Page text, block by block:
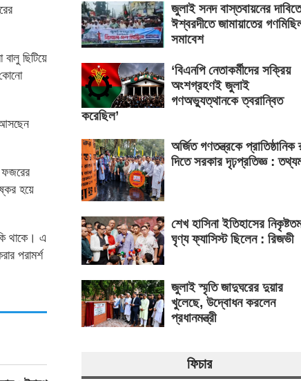
ছিটিয়ে
আসছেন
ফজরের
হয়ে
থাকে। এ
পরামর্শ
জুলাই সনদ বাস্তবায়নের দাবিতে
ঈশ্বরদীতে জামায়াতের
সমাবেশ
‘বিএনপি নেতাকর্মীদের সক্রিয়
অংশগ্রহণই জুলাই
গণঅভ্যুত্থানকে ত্বরান্বিত
করেছিল’
অর্জিত গণতন্ত্রকে প্রাতিষ্ঠানিক
দিতে সরকার দৃঢ়প্রতিজ্ঞ :
শেখ হাসিনা ইতিহাসের
ঘৃণ্য ফ্যাসিস্ট ছিলেন : রিজভী
জুলাই স্মৃতি জাদুঘরের দুয়ার
খুলেছে, উদ্বোধন করলেন
প্রধানমন্ত্রী
ফিচার